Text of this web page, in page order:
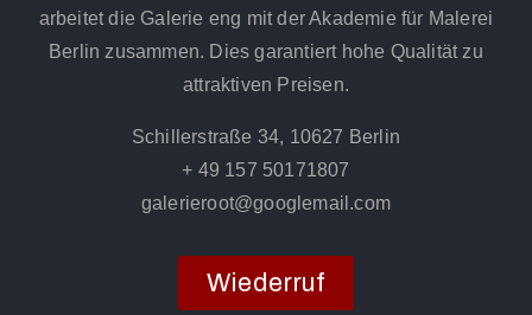
arbeitet die Galerie eng mit der Akademie für Malerei
Berlin zusammen. Dies garantiert hohe Qualität zu
attraktiven Preisen.
Schillerstraße 34, 10627 Berlin
+ 49 157 50171807
galerieroot@googlemail.com
Wiederruf